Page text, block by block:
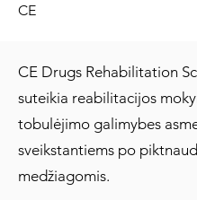
CE
CE Drugs Rehabilitation
suteikia reabilitacijos
tobulėjimo galimybes
sveikstantiems po
medžiagomis.